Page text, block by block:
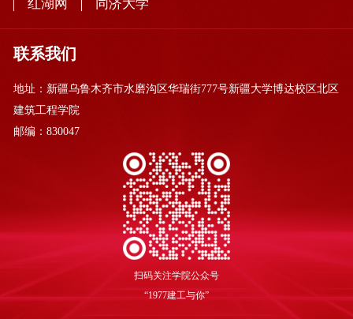
红湖网
同济大学
联系我们
地址：新疆乌鲁木齐市水磨沟区华瑞街777号新疆大学博达校区北区
建筑工程学院
邮编：830047
扫码关注学院公众号
“1977建工与你”